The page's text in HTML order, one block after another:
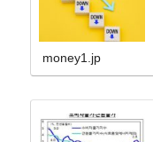
money1.jp